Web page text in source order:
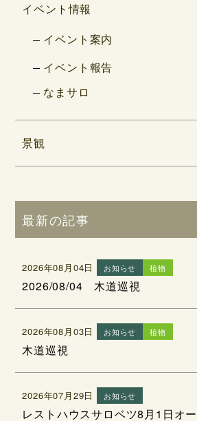
イベント情報
イベント案内
イベント報告
なまサロ
景観
最新の記事
2026年08月04日 お知らせ 植物
2026/08/04 木道巡視
2026年08月03日 お知らせ 植物
木道巡視
2026年07月29日 お知らせ
レストハウスサロベツ8月1日オー